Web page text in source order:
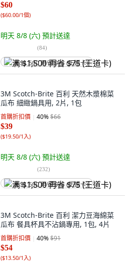
$60
($60.00/1個)
明天 8/8 (六) 預計送達
(84)
满 $1,500 再省 $75 (王道卡)
3M Scotch-Brite 百利 天然木漿棉菜
瓜布 細緻鍋具用, 2片, 1包
首購折扣價 40%$66
$39
($19.50/1入)
明天 8/8 (六) 預計送達
(232)
满 $1,500 再省 $75 (王道卡)
3M Scotch-Brite 百利 潔力豆海綿菜
瓜布 餐具杯具不沾鍋專用, 1包, 4片
首購折扣價 40%$91
$54
($13.50/1入)